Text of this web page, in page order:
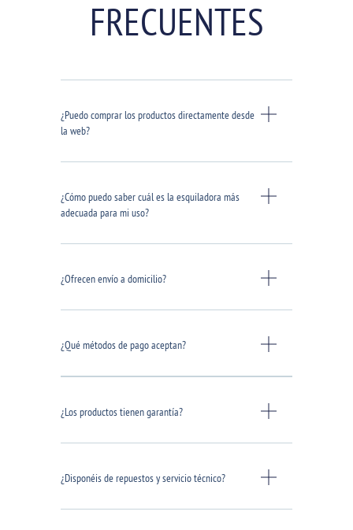
FRECUENTES
¿Puedo comprar los productos directamente desde
la web?
¿Cómo puedo saber cuál es la esquiladora más
adecuada para mi uso?
¿Ofrecen envío a domicilio?
¿Qué métodos de pago aceptan?
¿Los productos tienen garantía?
¿Disponéis de repuestos y servicio técnico?